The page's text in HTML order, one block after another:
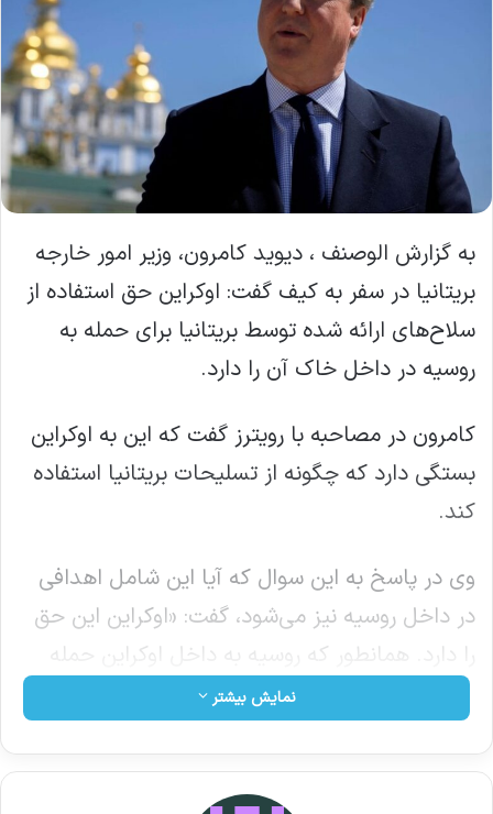
به گزارش الوصنف ، دیوید کامرون، وزیر امور خارجه
بریتانیا در سفر به کیف گفت: اوکراین حق استفاده از
سلاح‌های ارائه شده توسط بریتانیا برای حمله به
روسیه در داخل خاک آن را دارد.
کامرون در مصاحبه با رویترز گفت که این به اوکراین
بستگی دارد که چگونه از تسلیحات بریتانیا استفاده
کند.
وی در پاسخ به این سوال که آیا این شامل اهدافی
در داخل روسیه نیز می‌شود، گفت: «اوکراین این حق
را دارد. همانطور که روسیه به داخل اوکراین حمله
می‌کند، شما کاملا می‌توانید درک کنید که چرا
به نوشته پولیتیکو ، از آغاز جنگ، شرکای غربی
نمایش بیشتر